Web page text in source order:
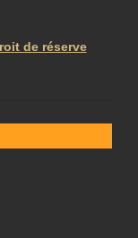
de réserve